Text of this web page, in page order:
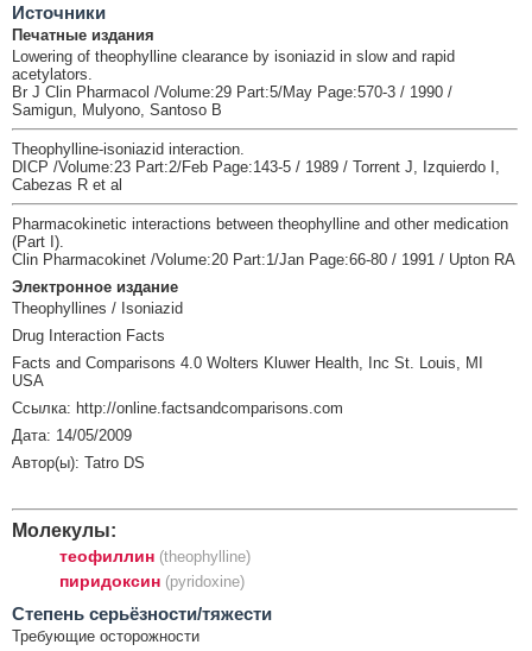
Источники
Печатные издания
Lowering of theophylline clearance by isoniazid in slow and rapid
acetylators.
Br J Clin Pharmacol /Volume:29 Part:5/May Page:570-3 / 1990 /
Samigun, Mulyono, Santoso B
Theophylline-isoniazid interaction.
DICP /Volume:23 Part:2/Feb Page:143-5 / 1989 / Torrent J, Izquierdo I,
Cabezas R et al
Pharmacokinetic interactions between theophylline and other medication
(Part I).
Clin Pharmacokinet /Volume:20 Part:1/Jan Page:66-80 / 1991 / Upton RA
Электронное издание
Theophyllines / Isoniazid
Drug Interaction Facts
Facts and Comparisons 4.0 Wolters Kluwer Health, Inc St. Louis, MI
USA
Ссылка: http://online.factsandcomparisons.com
Дата: 14/05/2009
Автор(ы): Tatro DS
Молекулы:
теофиллин (theophylline)
пиридоксин (pyridoxine)
Cтепень серьёзности/тяжести
Требующие осторожности